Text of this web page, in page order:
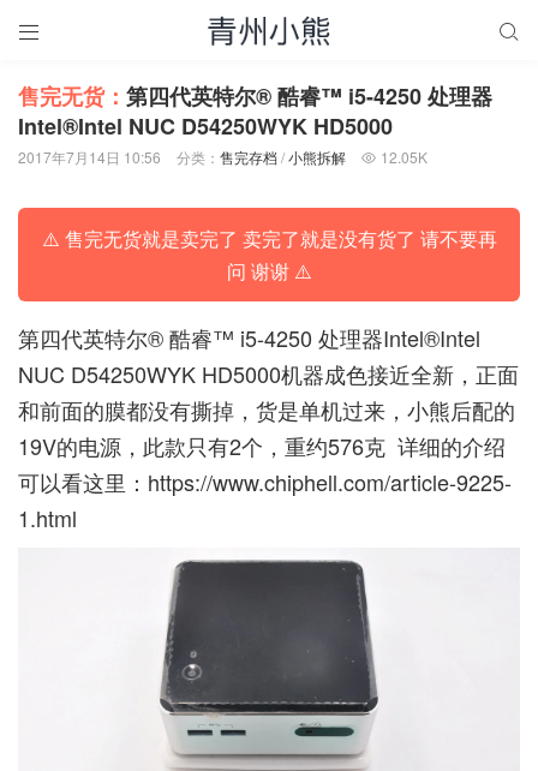
 
售完无货： 第四代英特尔® 酷睿™ i5-4250 处理器
Intel®Intel NUC D54250WYK HD5000
2017年7月14日 10:56 分类： 售完存档/小熊拆解  12.05K
⚠️ 售完无货就是卖完了 卖完了就是没有货了 请不要再
问 谢谢 ⚠️
第四代英特尔® 酷睿™ i5-4250 处理器Intel®Intel
NUC D54250WYK HD5000机器成色接近全新，正面
和前面的膜都没有撕掉，货是单机过来，小熊后配的
19V的电源，此款只有2个，重约576克 详细的介绍
可以看这里： https://www.chiphell.com/article-9225-
1.html